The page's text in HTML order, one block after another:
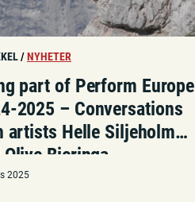
/NYHETER
part of Perform Europe
2025 – Conversations
artists Helle Siljeholm
Olive Bieringa
2025